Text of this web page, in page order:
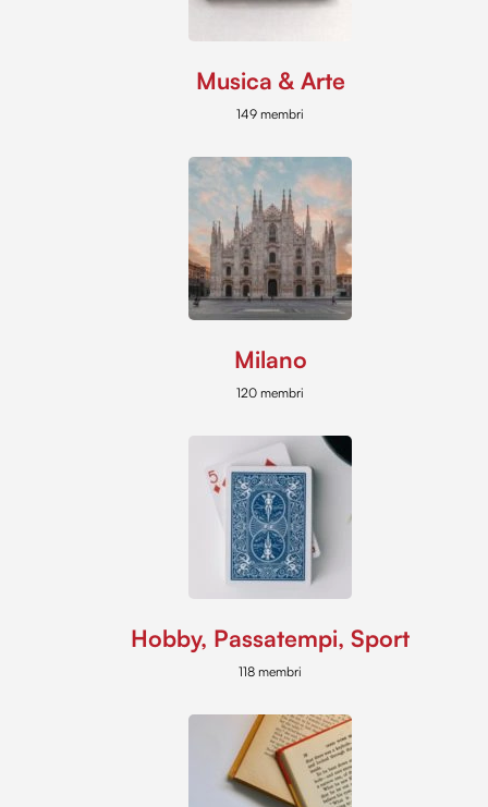
Musica & Arte
149 membri
Milano
120 membri
Hobby, Passatempi, Sport
118 membri